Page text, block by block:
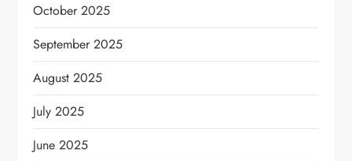
October 2025
September 2025
August 2025
July 2025
June 2025